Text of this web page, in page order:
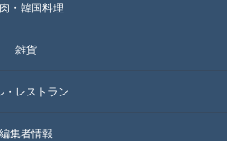
・韓国料理
雑貨
・レストラン
編集者情報